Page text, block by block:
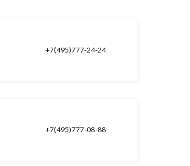
+7(495)777-24-24
+7(495)777-08-88